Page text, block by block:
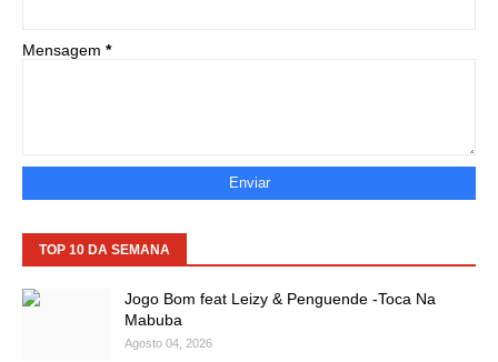
Mensagem *
TOP 10 DA SEMANA
Jogo Bom feat Leizy & Penguende -Toca Na
Mabuba
Agosto 04, 2026